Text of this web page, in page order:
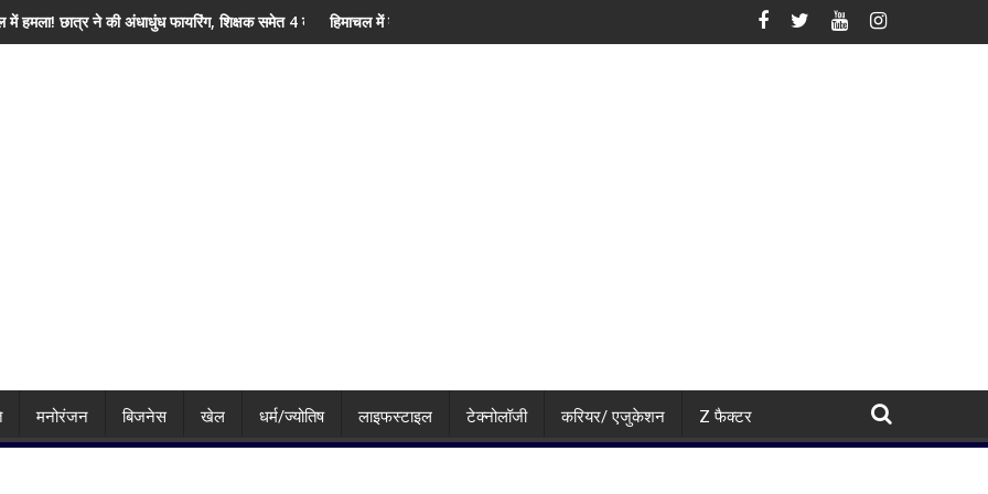
फायरिंग, शिक्षक समेत 4 की मौत, कई घायलहिमाचल में बारिश बनी बड़ी आफत! 145 सड़कें बंद, 224 ट्रांसफार्मर ठप, अगले 48 घंटे के लिए हाई अलर्ट1 साल की FD पर कितना दे रहा है Bank of Baroda? सीनियर
मनोरंजन बिजनेस खेल धर्म/ज्योतिष लाइफस्टाइल टेक्नोलॉजी करियर/ एजुकेशन Z फैक्टर